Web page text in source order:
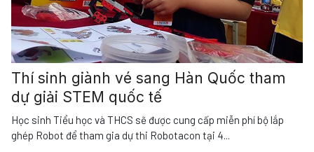
Thí sinh giành vé sang Hàn Quốc tham
dự giải STEM quốc tế
Học sinh Tiểu học và THCS sẽ được cung cấp miễn phí bộ lắp
ghép Robot để tham gia dự thi Robotacon tại 4...